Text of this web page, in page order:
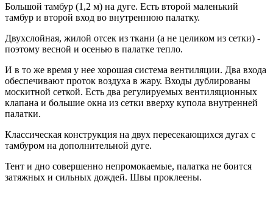
Большой тамбур (1,2 м) на дуге. Есть второй маленький
тамбур и второй вход во внутреннюю палатку.
Двухслойная, жилой отсек из ткани (а не целиком из сетки) -
поэтому весной и осенью в палатке тепло.
И в то же время у нее хорошая система вентиляции. Два входа
обеспечивают проток воздуха в жару. Входы дублированы
москитной сеткой. Есть два регулируемых вентиляционных
клапана и большие окна из сетки вверху купола внутренней
палатки.
Классическая конструкция на двух пересекающихся дугах с
тамбуром на дополнительной дуге.
Тент и дно совершенно непромокаемые, палатка не боится
затяжных и сильных дождей. Швы проклеены.